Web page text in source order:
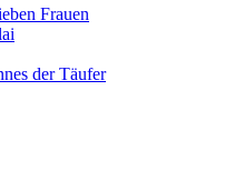
Frauen
der Täufer